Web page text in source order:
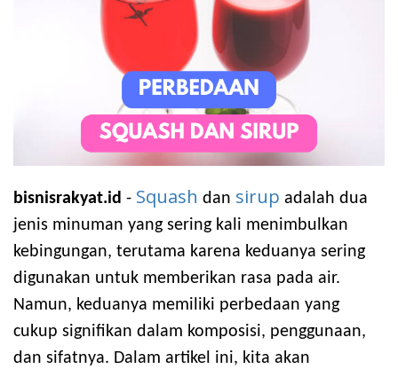
bisnisrakyat.id - Squash dan sirup adalah dua
jenis minuman yang sering kali menimbulkan
kebingungan, terutama karena keduanya sering
digunakan untuk memberikan rasa pada air.
Namun, keduanya memiliki perbedaan yang
cukup signifikan dalam komposisi, penggunaan,
dan sifatnya. Dalam artikel ini, kita akan